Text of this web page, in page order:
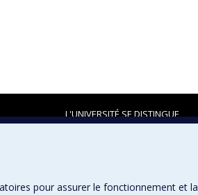
L'UNIVERSITÉ SE DISTINGUE
Plan du site|Accessibilité
pour assurer le fonctionnement et la